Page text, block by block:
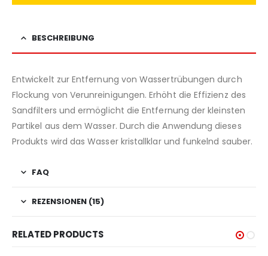
BESCHREIBUNG
Entwickelt zur Entfernung von Wassertrübungen durch
Flockung von Verunreinigungen. Erhöht die Effizienz des
Sandfilters und ermöglicht die Entfernung der kleinsten
Partikel aus dem Wasser. Durch die Anwendung dieses
Produkts wird das Wasser kristallklar und funkelnd sauber.
FAQ
REZENSIONEN (15)
RELATED PRODUCTS